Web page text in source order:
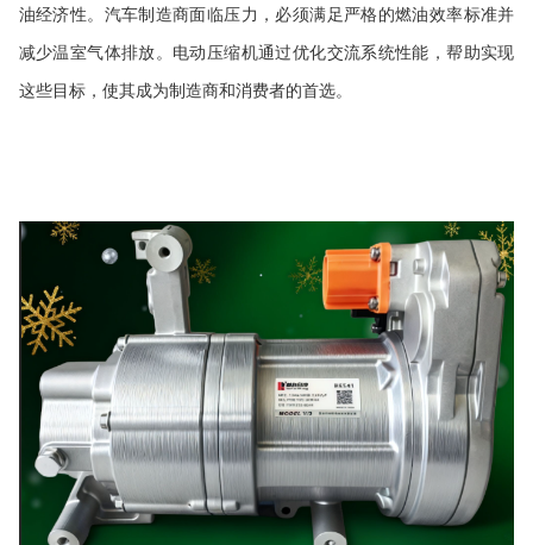
油经济性。汽车制造商面临压力，必须满足严格的燃油效率标准并
减少温室气体排放。电动压缩机通过优化交流系统性能，帮助实现
这些目标，使其成为制造商和消费者的首选。